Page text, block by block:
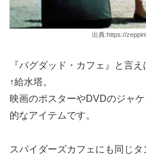
出典:https://
『バグダッド・カフェ』と言
↑給水塔。
映画のポスターやDVDのジャ
的なアイテムです。
スパイダーズカフェにも同じタ